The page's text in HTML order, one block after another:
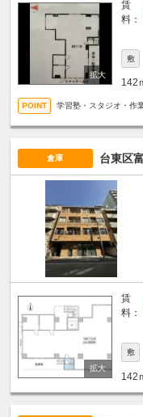
賃
料：
敷
142
学習塾・スタジオ・作
倉庫 台東区
賃
料：
敷
142